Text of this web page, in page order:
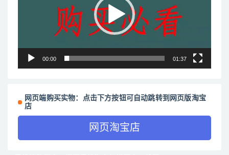
00:00 01:37
网页端购买实物：点击下方按钮可自动跳转到网页版淘宝
店
网页淘宝店